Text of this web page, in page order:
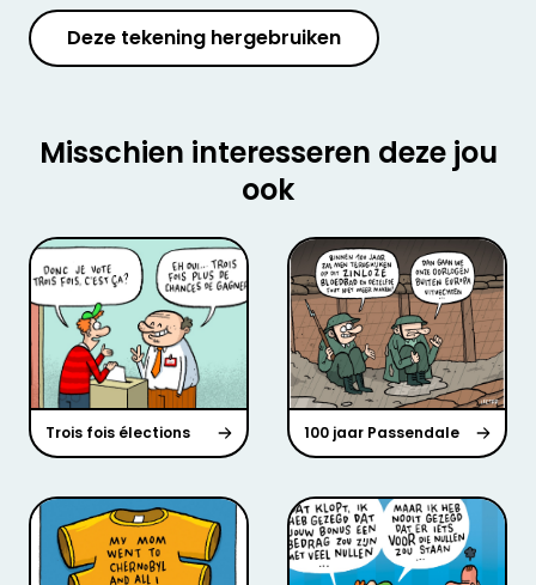
Deze tekening hergebruiken
Misschien interesseren deze jou
ook
Trois fois élections 100 jaar Passendale